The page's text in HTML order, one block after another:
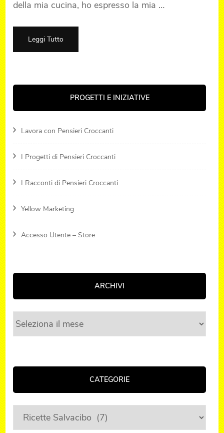
della mia cucina, ho espresso la mia …
Leggi Tutto
PROGETTI E INIZIATIVE
Lavora con Pensieri Croccanti
I Progetti di Pensieri Croccanti
I Racconti di Pensieri Croccanti
Yellow Marketing
Accesso Utente – Store
ARCHIVI
Archivi
CATEGORIE
Categorie